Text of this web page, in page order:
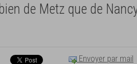
de Metz que de
Envoyer par mail